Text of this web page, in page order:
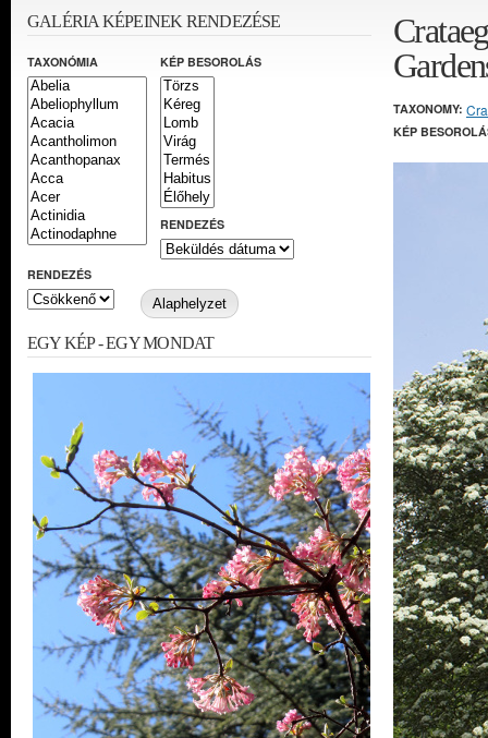
TAXONOMY:
KÉP
GALÉRIA KÉPEINEK RENDEZÉSE
TAXONÓMIA KÉP BESOROLÁS
RENDEZÉS
RENDEZÉS
EGY KÉP - EGY MONDAT